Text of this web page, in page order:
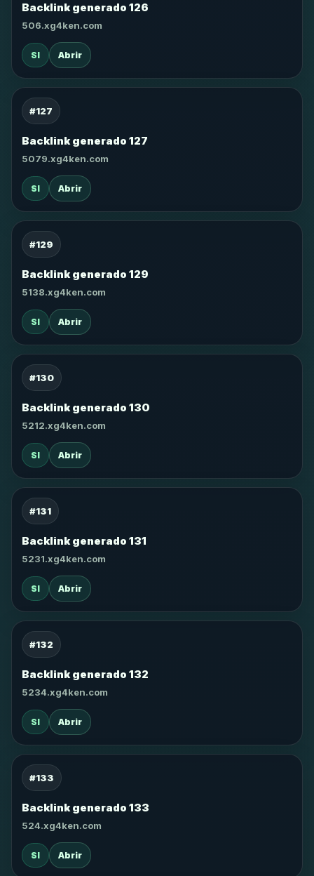
Backlink generado 126
506.xg4ken.com
SI Abrir
#127
Backlink generado 127
5079.xg4ken.com
SI Abrir
#129
Backlink generado 129
5138.xg4ken.com
SI Abrir
#130
Backlink generado 130
5212.xg4ken.com
SI Abrir
#131
Backlink generado 131
5231.xg4ken.com
SI Abrir
#132
Backlink generado 132
5234.xg4ken.com
SI Abrir
#133
Backlink generado 133
524.xg4ken.com
SI Abrir